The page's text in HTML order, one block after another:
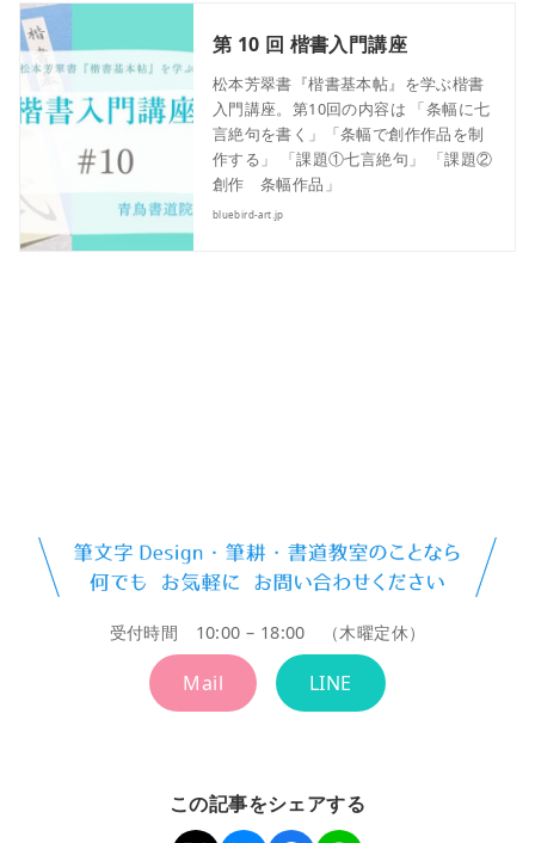
第 10 回 楷書入門講座
松本芳翠書『楷書基本帖』を学ぶ楷書
入門講座。第10回の内容は 「条幅に七
言絶句を書く」「条幅で創作作品を制
作する」 「課題①七言絶句」 「課題②
創作 条幅作品」
bluebird-art.jp
受付時間 10:00 – 18:00 （木曜定休）
Mail LINE
この記事をシェアする